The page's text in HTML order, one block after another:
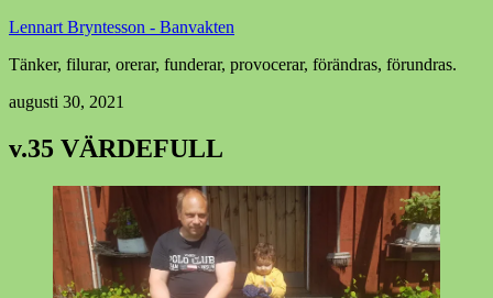
Lennart Bryntesson - Banvakten
Tänker, filurar, orerar, funderar, provocerar, förändras, förundras.
augusti 30, 2021
v.35 VÄRDEFULL